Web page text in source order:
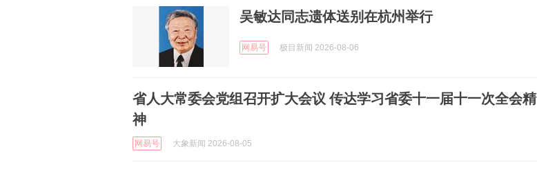
吴敏达同志遗体送别在杭州举行
网易号 极目新闻 2026-08-06
省人大常委会党组召开扩大会议 传达学习省委十一届十一次全会精
神
网易号 大象新闻 2026-08-05